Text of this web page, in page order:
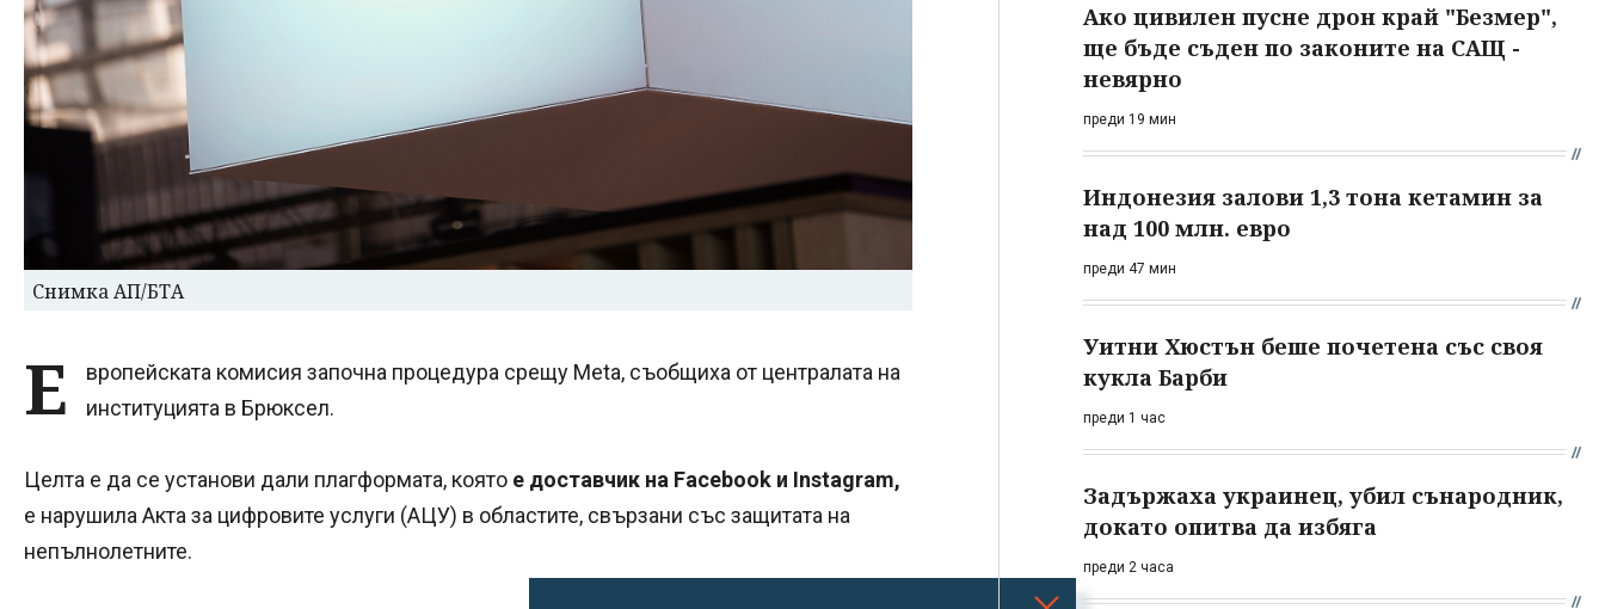
Снимка АП/БТА
Е
вропейската комисия започна процедура срещу Meta, съобщиха от централата на
институцията в Брюксел.
Целта е да се установи дали плагформата, която е доставчик на Facebook и Instagram,
е нарушила Акта за цифровите услуги (АЦУ) в областите, свързани със защитата на
непълнолетните.
Ако цивилен пусне дрон край "Безмер",
ще бъде съден по законите на САЩ -
невярно
преди 19 мин
Индонезия залови 1,3 тона кетамин за
над 100 млн. евро
преди 47 мин
Уитни Хюстън беше почетена със своя
кукла Барби
преди 1 час
Задържаха украинец, убил сънародник,
докато опитва да избяга
преди 2 часа